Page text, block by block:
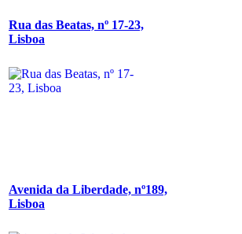
Rua das Beatas, nº 17-23,
Lisboa
Avenida da Liberdade, nº189,
Lisboa